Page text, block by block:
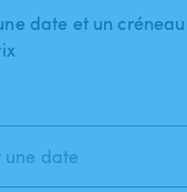
date et un
une date